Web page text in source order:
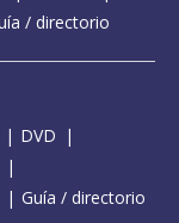
/ directorio
DVD
Guía / directorio